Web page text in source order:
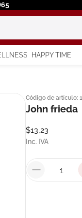
HAPPY TIME
Código de artículo:
John frieda
$13,23
Inc. IVA